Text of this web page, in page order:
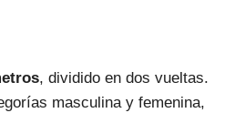
, dividido en dos vueltas.
masculina y femenina,